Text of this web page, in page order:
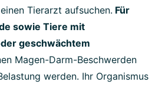
Tierarzt aufsuchen. Für
sowie Tiere mit
geschwächtem
Magen-Darm-Beschwerden
werden. Ihr Organismus